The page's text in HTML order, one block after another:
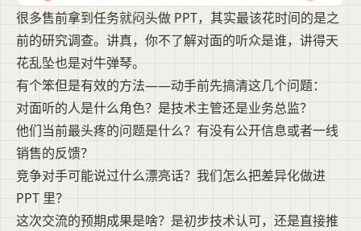
很多售前拿到任务就闷头做 PPT，其实最该花时间的是之
前的研究调查。讲真，你不了解对面的听众是谁，讲得天
花乱坠也是对牛弹琴。
有个笨但是有效的方法——动手前先搞清这几个问题：
对面听的人是什么角色？是技术主管还是业务总监？
他们当前最头疼的问题是什么？有没有公开信息或者一线
销售的反馈？
竞争对手可能说过什么漂亮话？我们怎么把差异化做进
PPT 里？
这次交流的预期成果是啥？是初步技术认可，还是直接推